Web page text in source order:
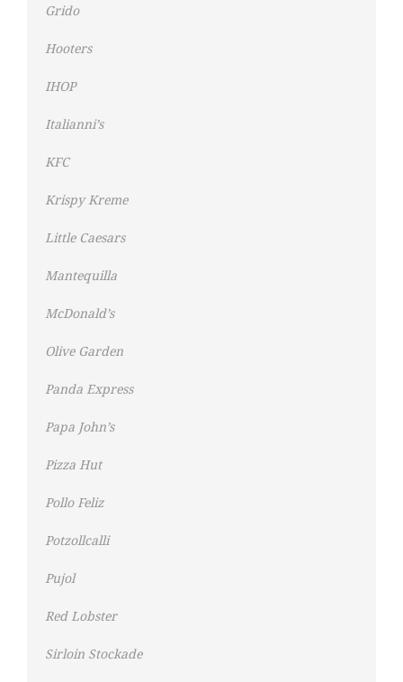
Grido
Hooters
IHOP
Italianni’s
KFC
Krispy Kreme
Little Caesars
Mantequilla
McDonald’s
Olive Garden
Panda Express
Papa John’s
Pizza Hut
Pollo Feliz
Potzollcalli
Pujol
Red Lobster
Sirloin Stockade